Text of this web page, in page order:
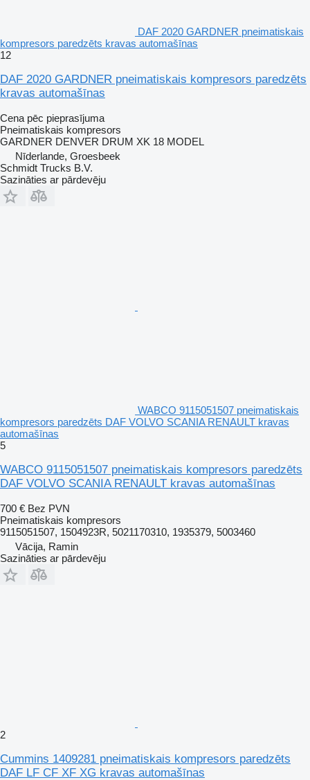
DAF 2020 GARDNER pneimatiskais
kompresors paredzēts kravas automašīnas
12
DAF 2020 GARDNER pneimatiskais kompresors paredzēts
kravas automašīnas
Cena pēc pieprasījuma
Pneimatiskais kompresors
GARDNER DENVER DRUM XK 18 MODEL
Nīderlande, Groesbeek
Schmidt Trucks B.V.
Sazināties ar pārdevēju
WABCO 9115051507 pneimatiskais
kompresors paredzēts DAF VOLVO SCANIA RENAULT kravas
automašīnas
5
WABCO 9115051507 pneimatiskais kompresors paredzēts
DAF VOLVO SCANIA RENAULT kravas automašīnas
700 € Bez PVN
Pneimatiskais kompresors
9115051507, 1504923R, 5021170310, 1935379, 5003460
Vācija, Ramin
Sazināties ar pārdevēju
2
Cummins 1409281 pneimatiskais kompresors paredzēts
DAF LF CF XF XG kravas automašīnas